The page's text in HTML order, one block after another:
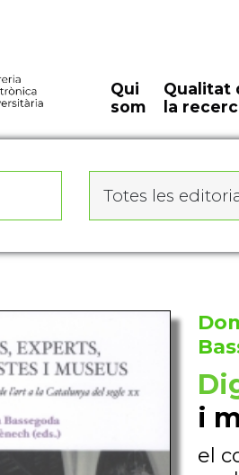
Qui
som
Qualitat
la
Totes les
i
el